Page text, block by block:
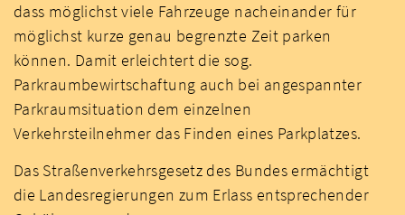
dass möglichst viele Fahrzeuge nacheinander für
möglichst kurze genau begrenzte Zeit parken
können. Damit erleichtert die sog.
Parkraumbewirtschaftung auch bei angespannter
Parkraumsituation dem einzelnen
Verkehrsteilnehmer das Finden eines Parkplatzes.
Das Straßenverkehrsgesetz des Bundes ermächtigt
die Landesregierungen zum Erlass entsprechender